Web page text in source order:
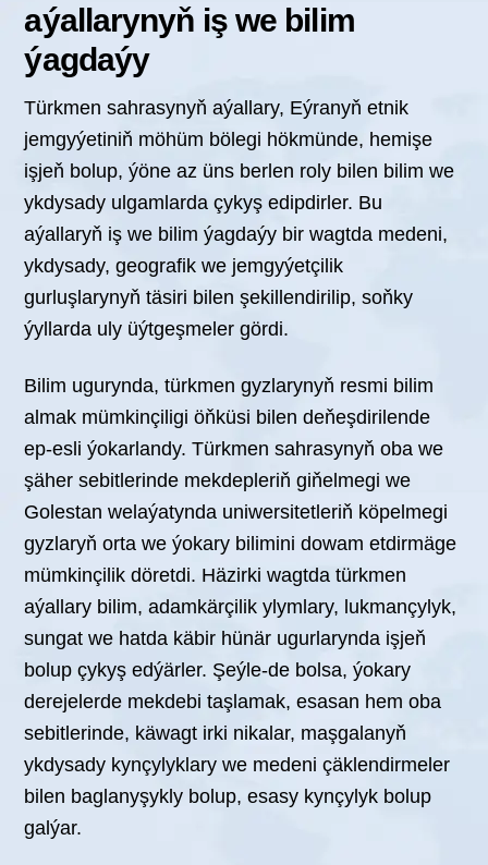
aýallarynyň iş we bilim
ýagdaýy
Türkmen sahrasynyň aýallary, Eýranyň etnik
jemgyýetiniň möhüm bölegi hökmünde, hemişe
işjeň bolup, ýöne az üns berlen roly bilen bilim we
ykdysady ulgamlarda çykyş edipdirler. Bu
aýallaryň iş we bilim ýagdaýy bir wagtda medeni,
ykdysady, geografik we jemgyýetçilik
gurluşlarynyň täsiri bilen şekillendirilip, soňky
ýyllarda uly üýtgeşmeler gördi.
Bilim ugurynda, türkmen gyzlarynyň resmi bilim
almak mümkinçiligi öňküsi bilen deňeşdirilende
ep-esli ýokarlandy. Türkmen sahrasynyň oba we
şäher sebitlerinde mekdepleriň giňelmegi we
Golestan welaýatynda uniwersitetleriň köpelmegi
gyzlaryň orta we ýokary bilimini dowam etdirmäge
mümkinçilik döretdi. Häzirki wagtda türkmen
aýallary bilim, adamkärçilik ylymlary, lukmançylyk,
sungat we hatda käbir hünär ugurlarynda işjeň
bolup çykyş edýärler. Şeýle-de bolsa, ýokary
derejelerde mekdebi taşlamak, esasan hem oba
sebitlerinde, käwagt irki nikalar, maşgalanyň
ykdysady kynçylyklary we medeni çäklendirmeler
bilen baglanyşykly bolup, esasy kynçylyk bolup
galýar.